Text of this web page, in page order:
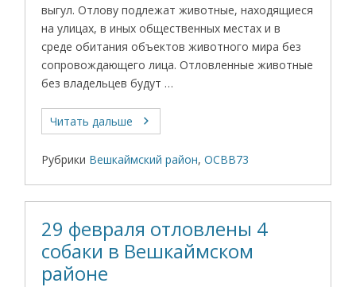
выгул. Отлову подлежат животные, находящиеся
на улицах, в иных общественных местах и в
среде обитания объектов животного мира без
сопровождающего лица. Отловленные животные
без владельцев будут …
Читать дальше
Рубрики Вешкаймский район,ОСВВ73
29 февраля отловлены 4
собаки в Вешкаймском
районе